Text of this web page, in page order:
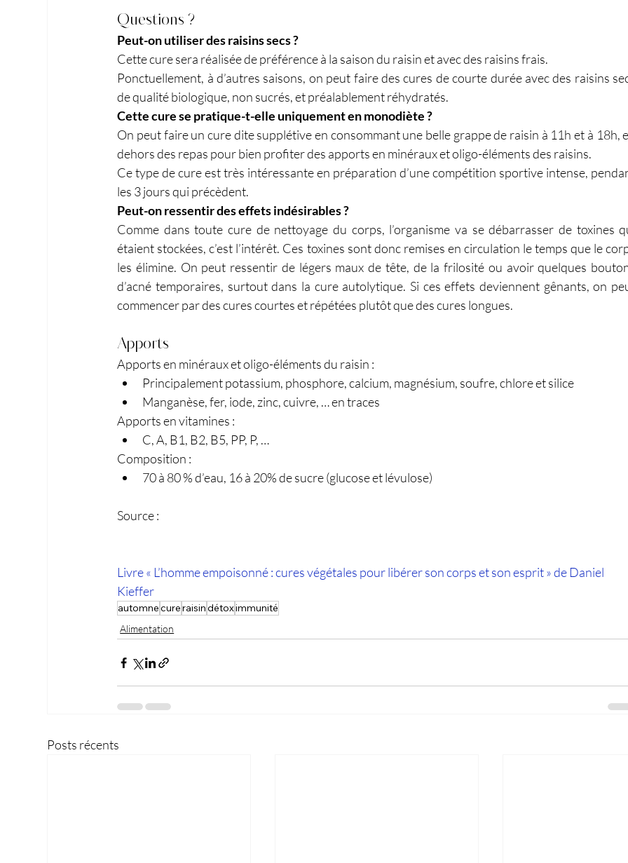
Questions ?
Peut-on utiliser des raisins secs ?
Cette cure sera réalisée de préférence à la saison du raisin et avec des raisins frais.
Ponctuellement, à d’autres saisons, on peut faire des cures de courte durée avec des raisins
de qualité biologique, non sucrés, et préalablement réhydratés.
Cette cure se pratique-t-elle uniquement en monodiète ?
On peut faire un cure dite supplétive en consommant une belle grappe de raisin à 11h et à 18h,
dehors des repas pour bien profiter des apports en minéraux et oligo-éléments des raisins.
Ce type de cure est très intéressante en préparation d’une compétition sportive intense,
les 3 jours qui précèdent.
Peut-on ressentir des effets indésirables ?
Comme dans toute cure de nettoyage du corps, l’organisme va se débarrasser de toxines
étaient stockées, c’est l’intérêt. Ces toxines sont donc remises en circulation le temps que le
les élimine. On peut ressentir de légers maux de tête, de la frilosité ou avoir quelques
d’acné temporaires, surtout dans la cure autolytique. Si ces effets deviennent gênants, on
commencer par des cures courtes et répétées plutôt que des cures longues.
Apports
Apports en minéraux et oligo-éléments du raisin :
Principalement potassium, phosphore, calcium, magnésium, soufre, chlore et silice
Manganèse, fer, iode, zinc, cuivre, … en traces
Apports en vitamines :
C, A, B1, B2, B5, PP, P, …
Composition :
70 à 80 % d’eau, 16 à 20% de sucre (glucose et lévulose)
Source :
Livre « L’homme empoisonné : cures végétales pour libérer son corps et son esprit » de Daniel
Kieffer
automnecureraisindétoximmunité
Alimentation
Posts récents